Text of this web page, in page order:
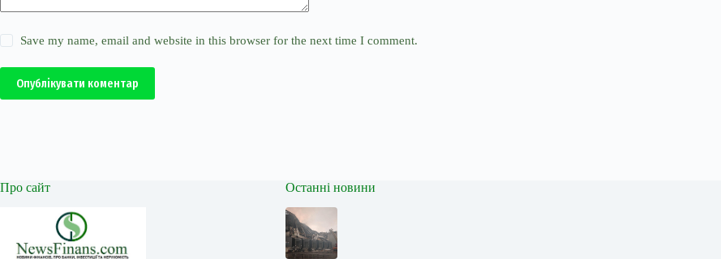
Save my name, email and website in this browser for the next time I comment.
Опублікувати коментар
Про сайт Останні новини